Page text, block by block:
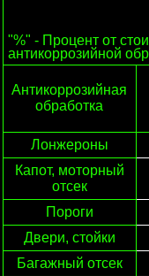
"%" - Процент от
антикоррозийной
Антикоррозийная
обработка
Лонжероны
Капот, моторный
отсек
Пороги
Двери, стойки
Багажный отсек